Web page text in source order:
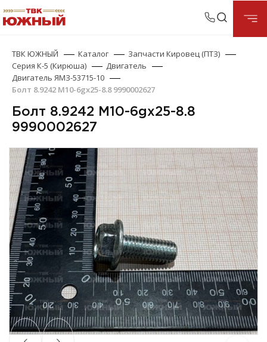
ТВК ЮЖНЫЙ Каталог
Запчасти Кировец (ПТЗ)
Серия К-5 (Кирюша)
Двигатель
Двигатель ЯМЗ-53715-10
Болт 8.9242 М10-6gх25-8.8 9990002627
Болт 8.9242 М10-6gх25-8.8
9990002627